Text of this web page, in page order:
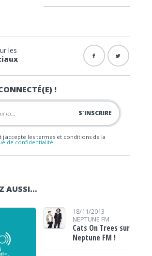
les
!
j'accepte les termes et conditions de la
de confidentialité
AUSSI…
18/11/2013 -
NEPTUNE FM
Cats On Trees sur
Neptune FM !